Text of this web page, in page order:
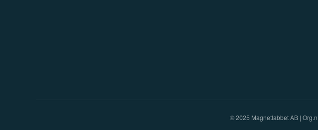
© 2025 Magnetlabbet AB |